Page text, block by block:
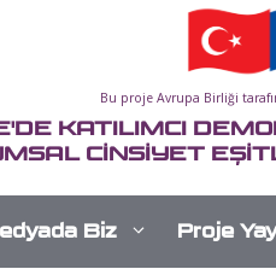
Bu proje Avrupa Birliği
KATILIMCI
CİNSİYET
Biz Proje